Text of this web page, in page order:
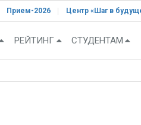
Прием-2026 Центр «Шаг в
РЕЙТИНГ СТУДЕНТАМ